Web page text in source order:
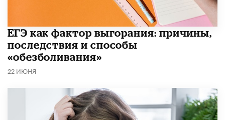
​ЕГЭ как фактор выгорания: причины,
последствия и способы
«обезболивания»
22 ИЮНЯ